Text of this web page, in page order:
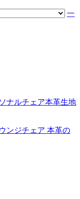
一
ナルチェア本革生地
ンジチェア 本革の